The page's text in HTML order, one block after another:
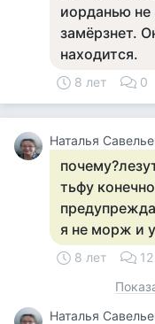
иорданью не
замёрзнет.
находится.
8 лет 0
Наталья
тьфу
я не морж и
8 лет 12
Наталья